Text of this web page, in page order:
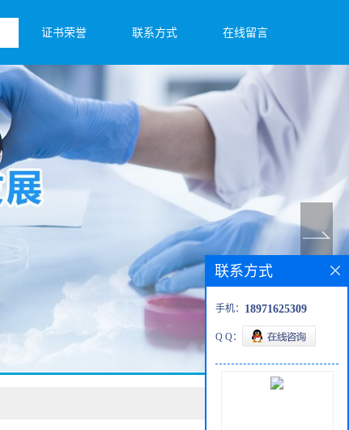
证书荣誉 联系方式 在线留言
联系方式
手机： 18971625309
Q Q：